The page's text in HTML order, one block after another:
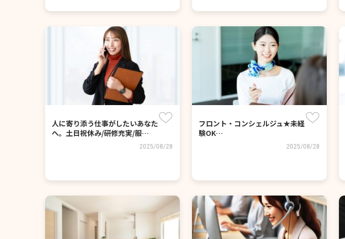
人に寄り添う仕事がしたいあなた
へ。土日祝休み/研修充実/服…
2025/08/28
フロント・コンシェルジュ★未経
験OK…
2025/08/28